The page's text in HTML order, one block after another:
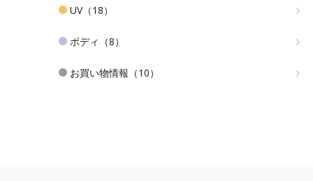
UV（18）
ボディ（8）
お買い物情報（10）